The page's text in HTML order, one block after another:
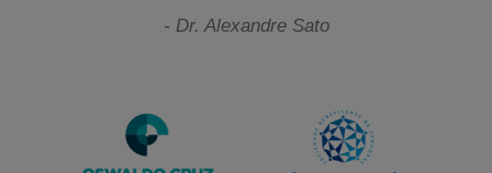
- Dr. Alexandre Sato